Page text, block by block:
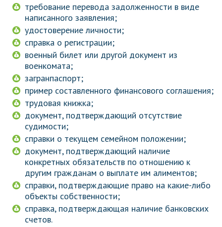
требование перевода задолженности в виде
написанного заявления;
удостоверение личности;
справка о регистрации;
военный билет или другой документ из
военкомата;
загранпаспорт;
пример составленного финансового соглашения;
трудовая книжка;
документ, подтверждающий отсутствие
судимости;
справки о текущем семейном положении;
документ, подтверждающий наличие
конкретных обязательств по отношению к
другим гражданам о выплате им алиментов;
справки, подтверждающие право на какие-либо
объекты собственности;
справка, подтверждающая наличие банковских
счетов.